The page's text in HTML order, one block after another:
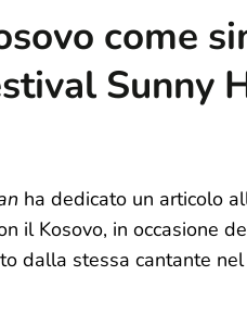
come
Sunny
ha dedicato un articolo
il Kosovo, in occasione
dalla stessa cantante